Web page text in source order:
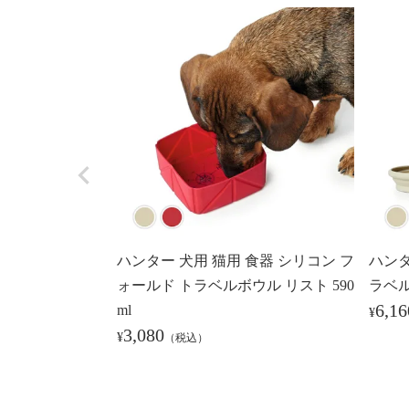
ハンター 犬用 猫用 食器 シリコン フ
ォールド トラベルボウル リスト 590
ml
¥3,080 （税込）
ハン
ラベ
¥